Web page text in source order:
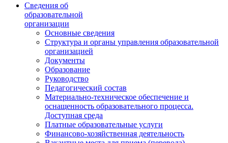
Сведения об
образовательной
организации
Основные сведения
Структура и органы управления образовательной
организацией
Документы
Образование
Руководство
Педагогический состав
Материально-техническое обеспечение и
оснащенность образовательного процесса.
Доступная среда
Платные образовательные услуги
Финансово-хозяйственная деятельность